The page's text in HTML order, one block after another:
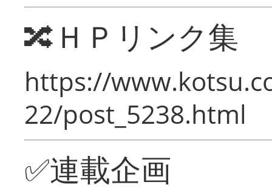
🔀ＨＰリンク集
https://
22/post_5238.html
✅連載企画